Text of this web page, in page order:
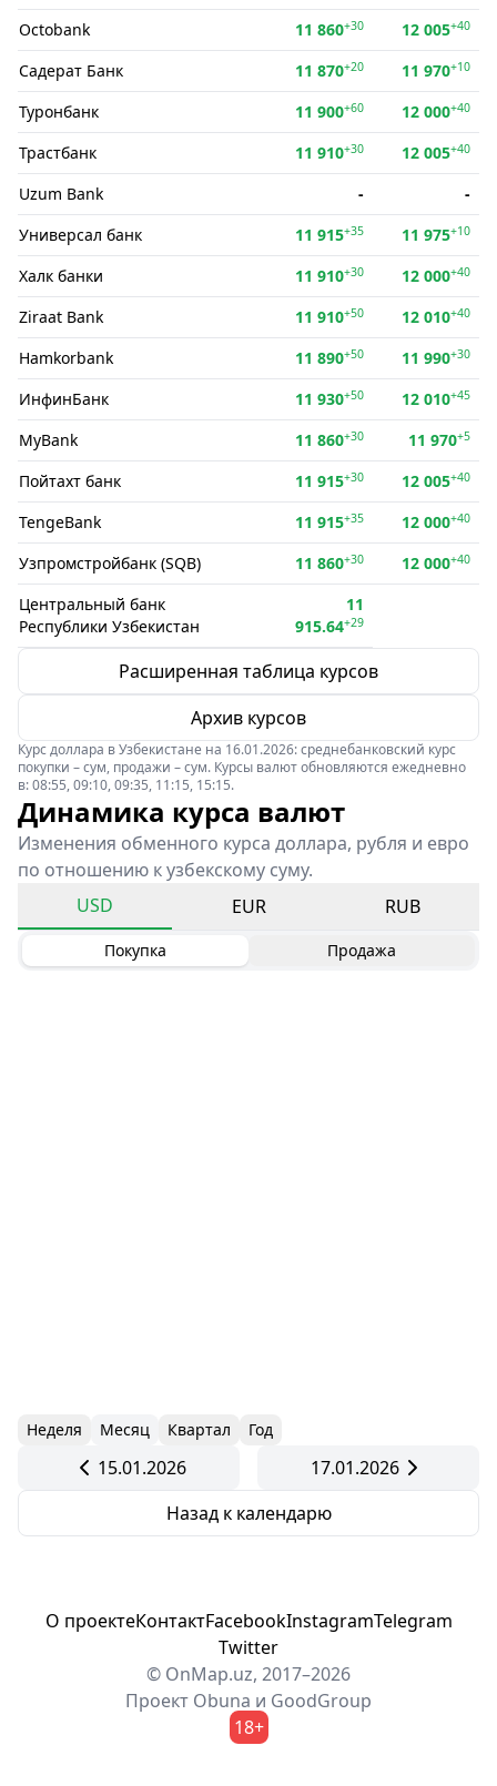
Octobank 11 860+30 12 005+40
Садерат Банк 11 870+20 11 970+10
Туронбанк 11 900+60 12 000+40
Трастбанк 11 910+30 12 005+40
Uzum Bank -
-
Универсал банк
11 915+35 11 975+10
Халк банки 11 910+30 12 000+40
Ziraat Bank 11 910+50 12 010+40
Hamkorbank 11 890+50 11 990+30
ИнфинБанк 11 930+50 12 010+45
MyBank 11 860+30 11 970+5
Пойтахт банк 11 915+30 12 005+40
TengeBank 11 915+35 12 000+40
Узпромстройбанк (SQB) 11 860+30 12 000+40
Центральный банк
Республики Узбекистан
11
915.64+29
Расширенная таблица курсов
Архив курсов
Курс доллара в Узбекистане на 16.01.2026: среднебанковский курс
покупки – сум, продажи – сум. Курсы валют обновляются ежедневно
в: 08:55, 09:10, 09:35, 11:15, 15:15.
Динамика курса валют
Изменения обменного курса доллара, рубля и евро
по отношению к узбекскому суму.
USD
EUR RUB
Покупка Продажа
Неделя Месяц Квартал Год
15.01.2026
17.01.2026
Назад к календарю
О проектеКонтактFacebookInstagramTelegram
Twitter
© OnMap.uz, 2017–2026
Проект Obuna и GoodGroup
18+